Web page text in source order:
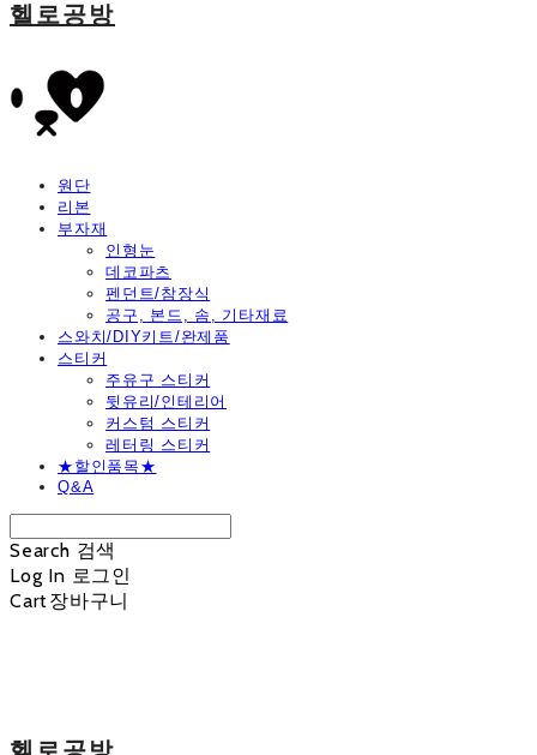
헬로공방
원단
리본
부자재
인형눈
데코파츠
펜던트/참장식
공구, 본드, 솜, 기타재료
스와치/DIY키트/완제품
스티커
주유구 스티커
뒷유리/인테리어
커스텀 스티커
레터링 스티커
★할인품목★
Q&A
Search 검색
Log In 로그인
Cart장바구니